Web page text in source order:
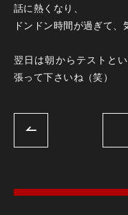
話に熱くなり、
ドンドン時間が過ぎて、
翌日は朝からテストと
張って下さいね（笑）